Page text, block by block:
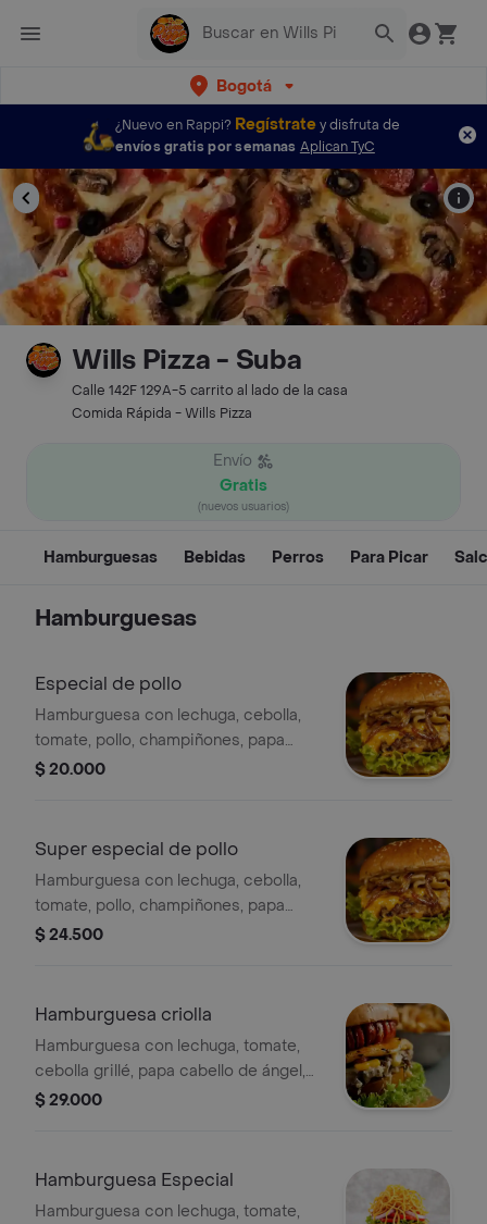
Bogotá
¿Nuevo en Rappi? Regístratey disfruta de
envíos gratis por semanas Aplican TyC
Wills Pizza - Suba
Calle 142F 129A-5 carrito al lado de la casa
Comida Rápida - Wills Pizza
Envío
Gratis
(nuevos usuarios)
Hamburguesas Bebidas Perros Para Picar
Hamburguesas
Especial de pollo
Hamburguesa con lechuga, cebolla,
tomate, pollo, champiñones, papa
cabello de ángel, queso, salsas, pollo
$ 20.000
Super especial de pollo
Hamburguesa con lechuga, cebolla,
tomate, pollo, champiñones, papa
cabello de ángel, queso, salsas, pollo
$ 24.500
Hamburguesa criolla
Hamburguesa con lechuga, tomate,
cebolla grillé, papa cabello de ángel,
queso, salsas, maíz, tocineta y huevo
$ 29.000
Hamburguesa Especial
Hamburguesa con lechuga, tomate,